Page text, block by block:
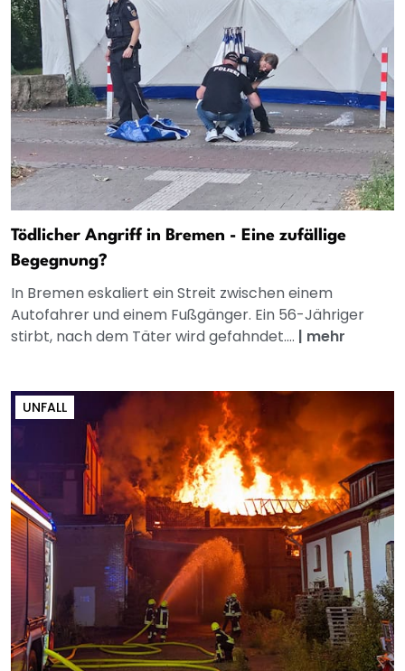
Tödlicher Angriff in Bremen - Eine zufällige
Begegnung?
In Bremen eskaliert ein Streit zwischen einem
Autofahrer und einem Fußgänger. Ein 56-Jähriger
stirbt, nach dem Täter wird gefahndet.... | mehr
UNFALL